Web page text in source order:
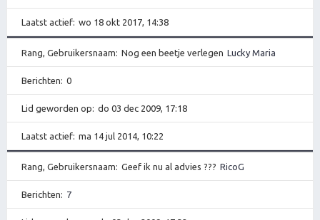
Laatst actief wo 18 okt 2017, 14:38
Rang, Gebruikersnaam Nog een beetje verlegen Lucky Maria
Berichten 0
Lid geworden op do 03 dec 2009, 17:18
Laatst actief ma 14 jul 2014, 10:22
Rang, Gebruikersnaam Geef ik nu al advies ??? RicoG
Berichten 7